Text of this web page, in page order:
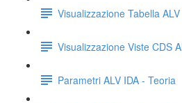
Visualizzazione Tabella
Visualizzazione Viste CDS
Parametri ALV IDA - Teoria